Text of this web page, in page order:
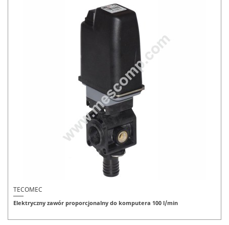
TECOMEC
Elektryczny zawór proporcjonalny do komputera 100 l/min